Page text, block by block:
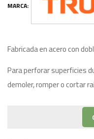
MARCA:
Fabricada en acero con
Para perforar superficies
demoler, romper o cortar